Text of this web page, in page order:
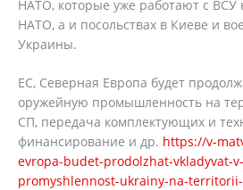
НАТО, которые уже работают с ВСУ
НАТО, а и посольствах в Киеве и
Украины.
ЕС, Северная Европа будет
оружейную промышленность на
СП, передача комплектующих и
финансирование и др. https://v-
evropa-budet-prodolzhat-vkladyvat-
promyshlennost-ukrainy-na-